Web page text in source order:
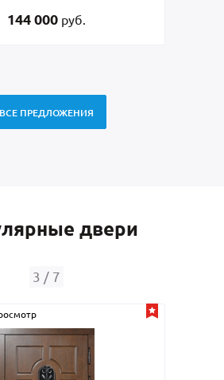
144 000 руб.
ВСЕ ПРЕДЛОЖЕНИЯ
двери
3 / 7